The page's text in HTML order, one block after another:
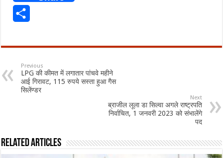
Previous
LPG की कीमत में लगातार पांचवे महीने
आई गिरावट, 115 रुपये सस्ता हुआ गैस
सिलेंण्डर
Next
ब्राजील लूला डा सिल्वा अगले राष्ट्रपति
निर्वाचित, 1 जनवरी 2023 को संभालेंगे
पद
Related Articles